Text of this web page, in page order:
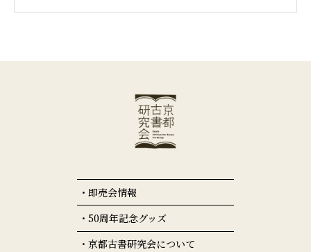
即売会情報
50周年記念グッズ
京都古書研究会について